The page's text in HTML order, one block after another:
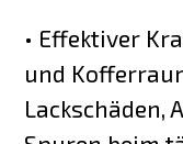
• Effektiver
und
Lackschäden,